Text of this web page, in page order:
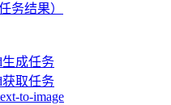
务结果）
生成任务
获取任务
to-image